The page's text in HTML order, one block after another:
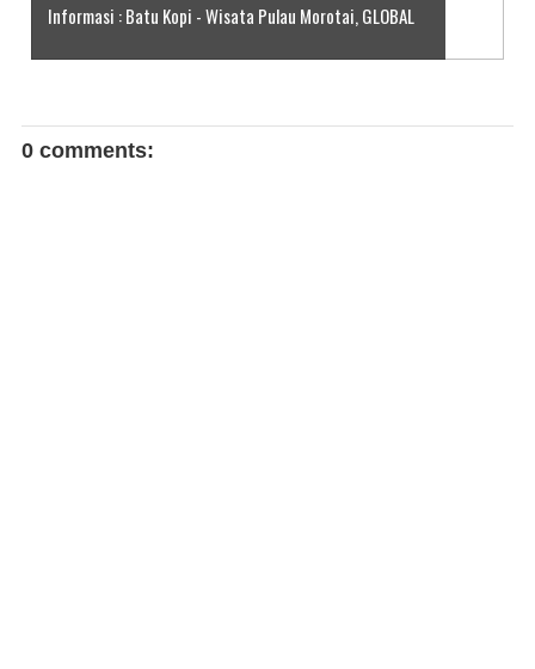
Informasi : Batu Kopi - Wisata Pulau Morotai, GLOBAL
0 comments: